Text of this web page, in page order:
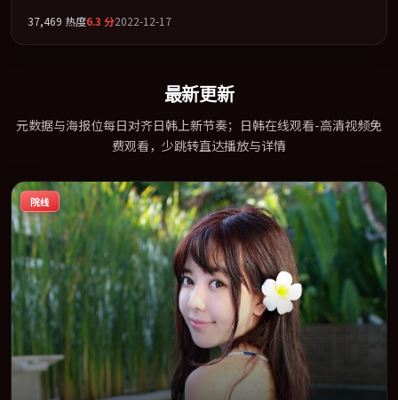
追问。全片以「战争」类型为骨架，在叙事、表演与视听上力求统
一。定于 2022-09-27 在内地院线及主流平台同步亮相，2022 年度
37,469 热度6.3 分2022-12-17
最新更新
元数据与海报位每日对齐日韩上新节奏；日韩在线观看-高清视频免
费观看，少跳转直达播放与详情
院线